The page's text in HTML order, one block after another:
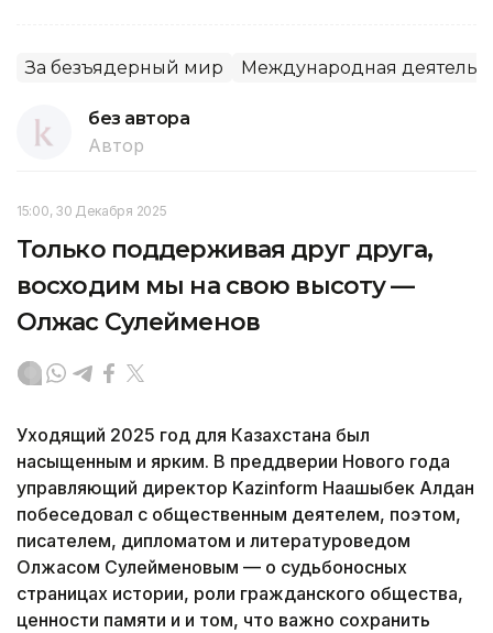
За безъядерный мир Международная
без автора
Автор
15:00, 30 Декабря 2025
Только поддерживая друг друга,
восходим мы на свою высоту —
Олжас Сулейменов
Уходящий 2025 год для Казахстана был
насыщенным и ярким. В преддверии Нового года
управляющий директор Kazinform Нағашыбек Алдан
побеседовал с общественным деятелем, поэтом,
писателем, дипломатом и литературоведом
Олжасом Сулейменовым — о судьбоносных
страницах истории, роли гражданского общества,
ценности памяти и и том, что важно сохранить